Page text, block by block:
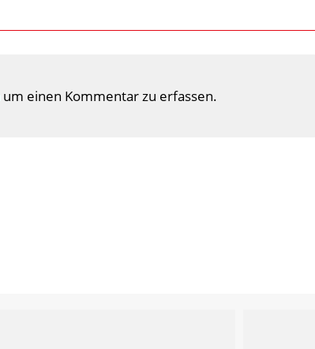
um einen Kommentar zu erfassen.